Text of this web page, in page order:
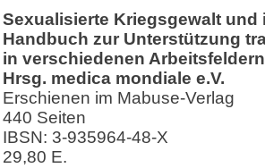
Sexualisierte Kriegsgewalt und
Handbuch zur Unterstützung
in verschiedenen Arbeitsfeldern
Hrsg. medica mondiale e.V.
Erschienen im Mabuse-Verlag
440 Seiten
IBSN: 3-935964-48-X
29,80 E.